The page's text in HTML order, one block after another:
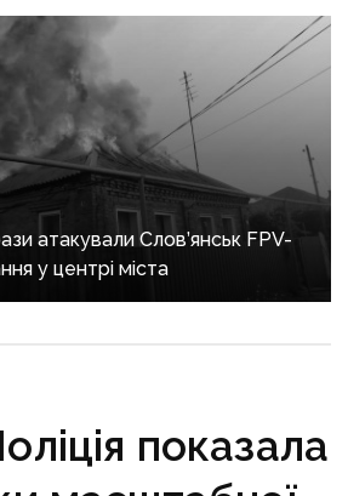
атакували Слов’янськ FPV-
у центрі міста
показала